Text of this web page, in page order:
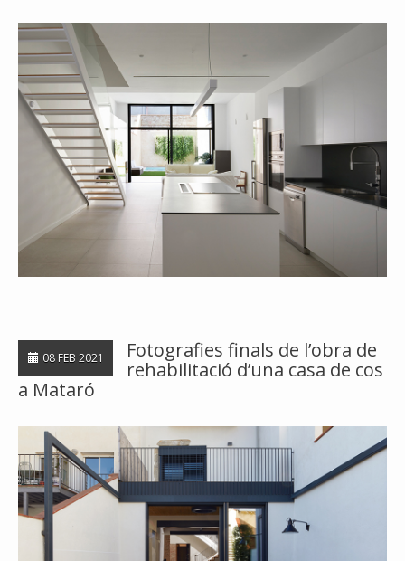
08 FEB 2021
Fotografies finals de l’obra de
rehabilitació d’una casa de cos
a Mataró